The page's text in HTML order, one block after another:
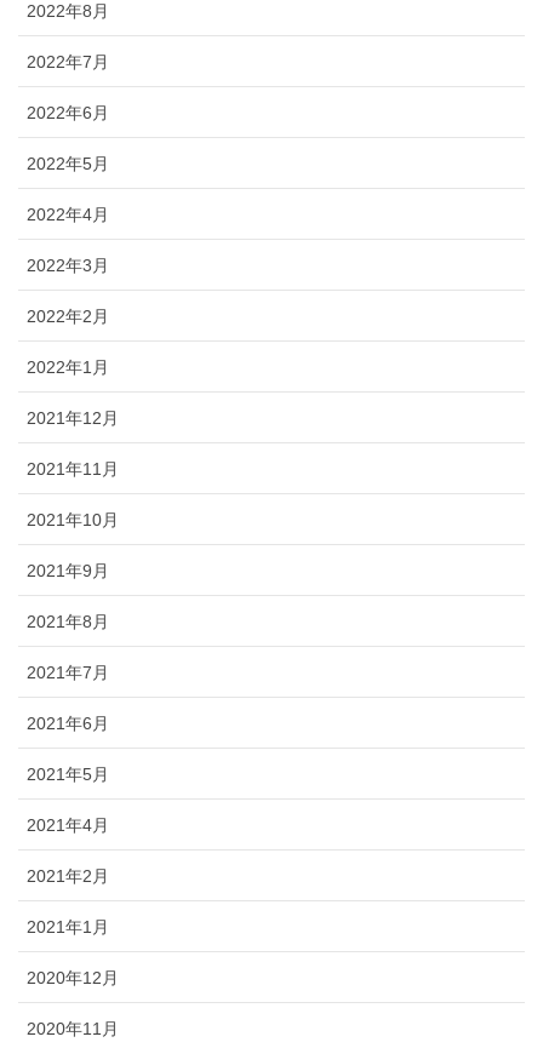
2022年8月
2022年7月
2022年6月
2022年5月
2022年4月
2022年3月
2022年2月
2022年1月
2021年12月
2021年11月
2021年10月
2021年9月
2021年8月
2021年7月
2021年6月
2021年5月
2021年4月
2021年2月
2021年1月
2020年12月
2020年11月